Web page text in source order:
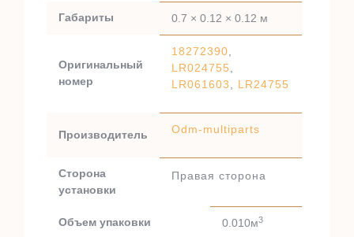
Габариты 0.7 × 0.12 × 0.12 м
Оригинальный
номер
18272390
LR024755
LR061603
LR24755
Производитель Odm-multiparts
Сторона
установки
Правая сторона
Объем упаковки 0.010м3